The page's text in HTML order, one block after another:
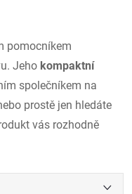
pomocníkem
Jeho kompaktní
společníkem na
prostě jen hledáte
vás rozhodně